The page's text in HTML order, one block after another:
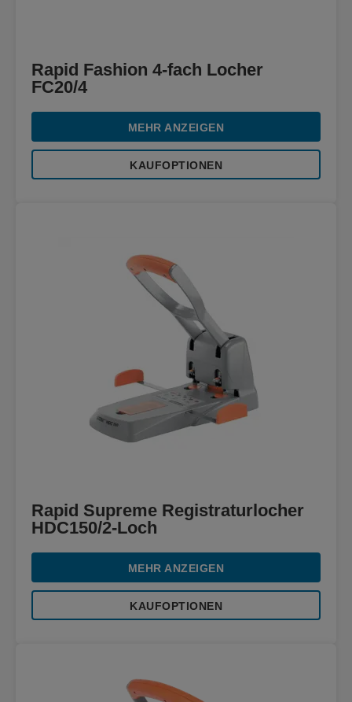
Rapid Fashion 4-fach Locher
FC20/4
MEHR ANZEIGEN
KAUFOPTIONEN
Rapid Supreme Registraturlocher
HDC150/2-Loch
MEHR ANZEIGEN
KAUFOPTIONEN